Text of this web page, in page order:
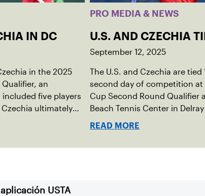
IN DC
in the 2025
an
five players
Czechia ultimately
wins from world
PRO MEDIA & NEWS
U.S. AND CZECHIA
September 12, 2025
The U.S. and Czechia are tied
second day of competition at
Cup Second Round Qualifier
Beach Tennis Center in
READ MORE
USTA